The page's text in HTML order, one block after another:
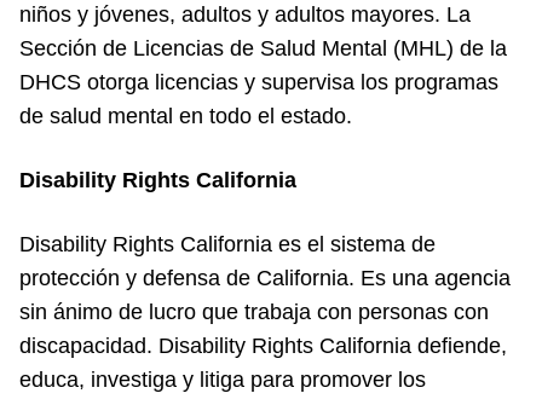
niños y jóvenes, adultos y adultos mayores. La
Sección de Licencias de Salud Mental (MHL) de la
DHCS otorga licencias y supervisa los programas
de salud mental en todo el estado.
Disability Rights California
Disability Rights California es el sistema de
protección y defensa de California. Es una agencia
sin ánimo de lucro que trabaja con personas con
discapacidad. Disability Rights California defiende,
educa, investiga y litiga para promover los